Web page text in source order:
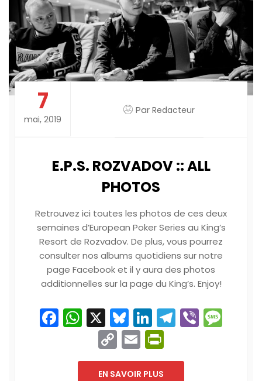
7
mai, 2019
Par Redacteur
E.P.S. ROZVADOV :: ALL
PHOTOS
Retrouvez ici toutes les photos de ces deux
semaines d’European Poker Series au King’s
Resort de Rozvadov. De plus, vous pourrez
consulter nos albums quotidiens sur notre
page Facebook et il y aura des photos
additionnelles sur la page du King’s. Enjoy!
Facebook
WhatsApp
X Bluesky
LinkedIn
Telegram
Viber
Copy
Link
Email
EN SAVOIR PLUS